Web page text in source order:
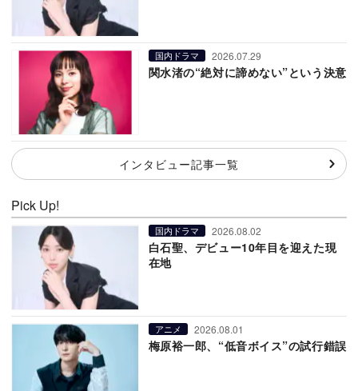
国内ドラマ 2026.07.29
関水渚の“絶対に諦めない”という決意
インタビュー記事一覧
Pick Up!
国内ドラマ 2026.08.02
白石聖、デビュー10年目を迎えた現
在地
アニメ 2026.08.01
梅原裕一郎、“低音ボイス”の試行錯誤